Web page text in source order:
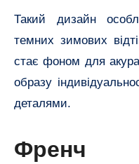
Такий дизайн
темних зимових
стає фоном для
образу
деталями.
Френч